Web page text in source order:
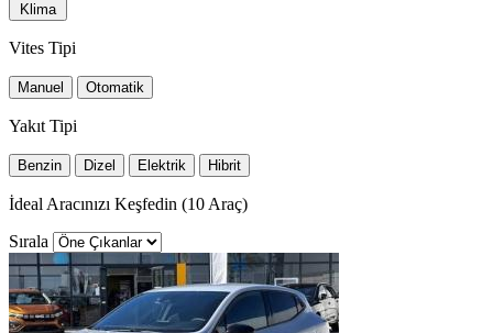
Klima
Vites Tipi
Manuel Otomatik
Yakıt Tipi
Benzin Dizel Elektrik Hibrit
İdeal Aracınızı Keşfedin (10 Araç)
Sırala